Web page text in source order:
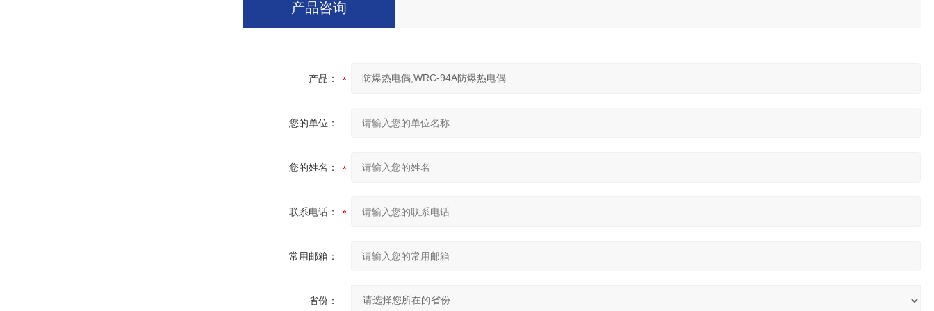
产品咨询
产品：
您的单位：
您的姓名：
联系电话：
常用邮箱：
省份：